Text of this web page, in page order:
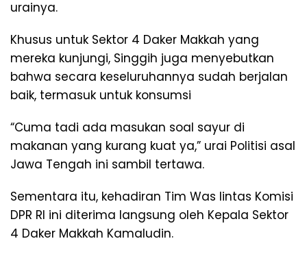
urainya.
Khusus untuk Sektor 4 Daker Makkah yang
mereka kunjungi, Singgih juga menyebutkan
bahwa secara keseluruhannya sudah berjalan
baik, termasuk untuk konsumsi
“Cuma tadi ada masukan soal sayur di
makanan yang kurang kuat ya,” urai Politisi asal
Jawa Tengah ini sambil tertawa.
Sementara itu, kehadiran Tim Was lintas Komisi
DPR RI ini diterima langsung oleh Kepala Sektor
4 Daker Makkah Kamaludin.